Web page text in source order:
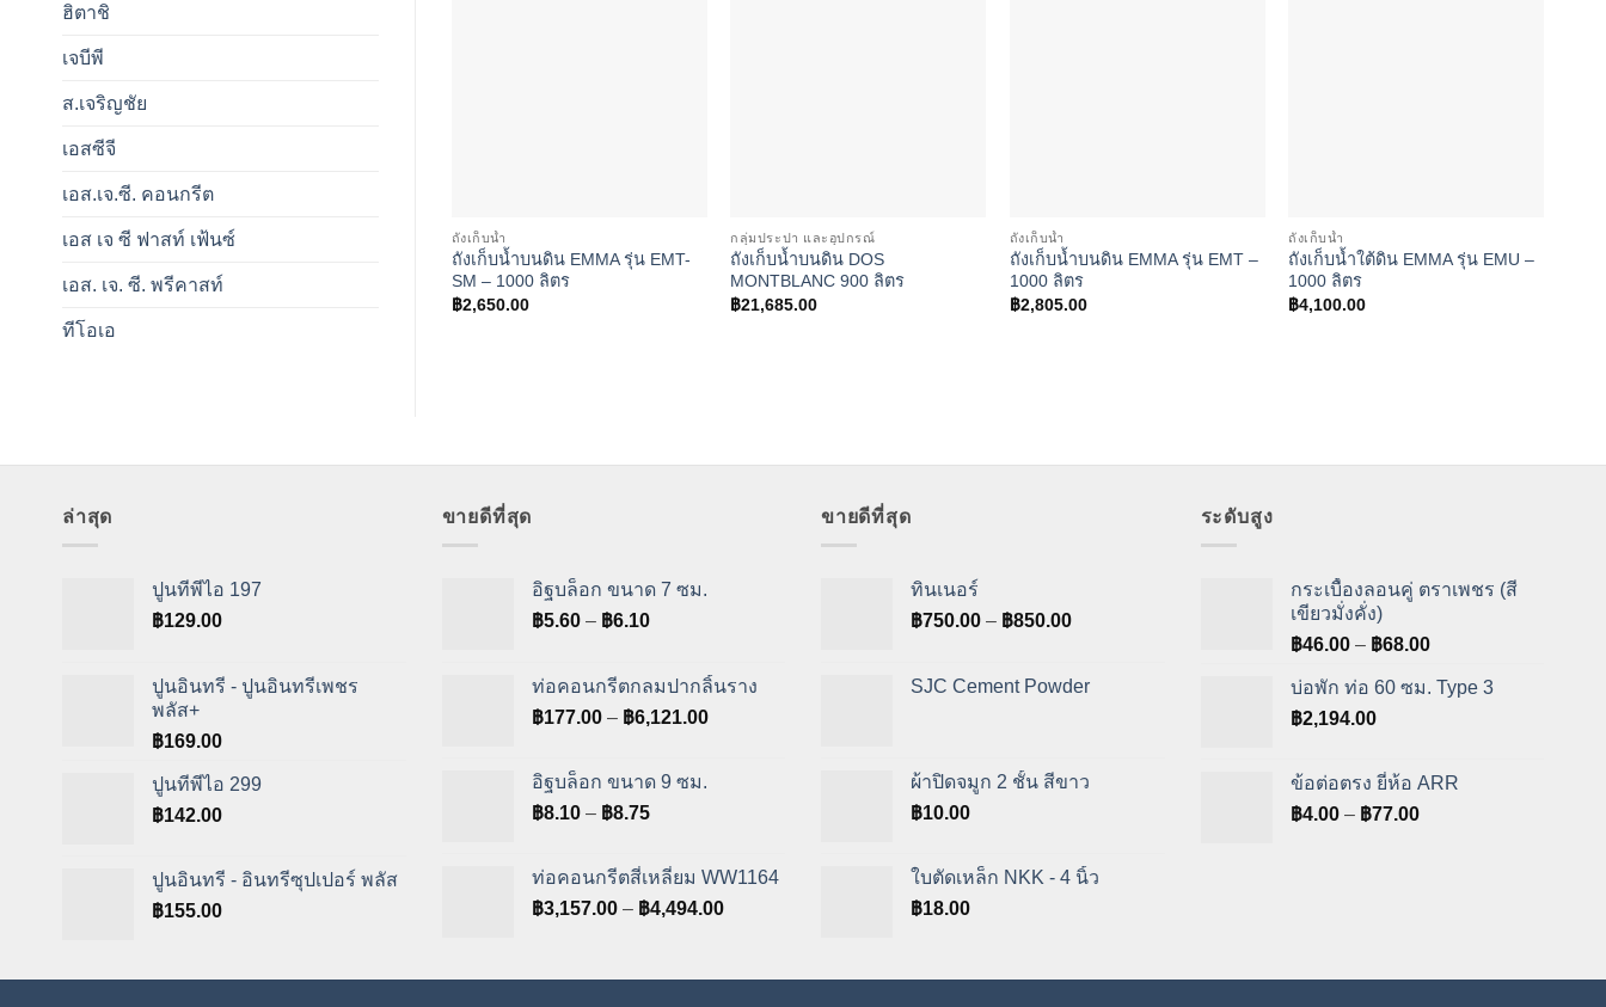
ฮิตาชิ
เจบีพี
ส.เจริญชัย
เอสซีจี
เอส.เจ.ซี. คอนกรีต
เอส เจ ซี ฟาสท์ เฟ้นซ์
เอส. เจ. ซี. พรีคาสท์
ทีโอเอ
ถังเก็บน้ำ
ถังเก็บน้ำบนดิน EMMA รุ่น EMT-
SM – 1000 ลิตร
฿2,650.00
กลุ่มประปา และอุปกรณ์
ถังเก็บน้ำบนดิน DOS
MONTBLANC 900 ลิตร
฿21,685.00
ถังเก็บน้ำ
ถังเก็บน้ำบนดิน EMMA รุ่น EMT –
1000 ลิตร
฿2,805.00
ถังเก็บน้ำ
ถังเก็บน้ำใต้ดิน EMMA รุ่น EMU –
1000 ลิตร
฿4,100.00
ล่าสุด
ปูนทีพีไอ 197
฿129.00
ปูนอินทรี - ปูนอินทรีเพชร
พลัส+
฿169.00
ปูนทีพีไอ 299
฿142.00
ปูนอินทรี - อินทรีซุปเปอร์ พลัส
฿155.00
ขายดีที่สุด
อิฐบล็อก ขนาด 7 ซม.
฿5.60 – ฿6.10Price
through
฿6.10
ท่อคอนกรีตกลมปากลิ้นราง
฿177.00 – ฿6,121.00Price
อิฐบล็อก ขนาด 9 ซม.
฿8.10 – ฿8.75Price
฿8.10
through
฿8.75
ท่อคอนกรีตสี่เหลี่ยม WW1164
฿3,157.00 – ฿4,494.00Price
through
ขายดีที่สุด
ทินเนอร์
฿750.00 – ฿850.00Price
through
SJC Cement Powder
ผ้าปิดจมูก 2 ชั้น สีขาว
฿10.00
ใบตัดเหล็ก NKK - 4 นิ้ว
฿18.00
ระดับสูง
กระเบื้องลอนคู่ ตราเพชร (สี
เขียวมั่งคั่ง)
฿46.00 – ฿68.00Price
฿46.00
บ่อพัก ท่อ 60 ซม. Type 3
฿2,194.00
ข้อต่อตรง ยี่ห้อ ARR
฿4.00 – ฿77.00Price